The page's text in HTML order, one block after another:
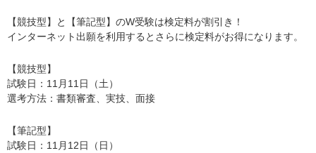
【競技型】と【筆記型】のW受験は検定料が割引き！
インターネット出願を利用するとさらに検定料がお得になります。
【競技型】
試験日：11月11日（土）
選考方法：書類審査、実技、面接
【筆記型】
試験日：11月12日（日）